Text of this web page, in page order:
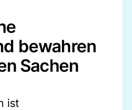
bewahren
Sachen
ist